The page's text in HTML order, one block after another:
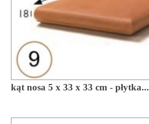
kąt nosa 5 x 33 x 33 cm - płytka...